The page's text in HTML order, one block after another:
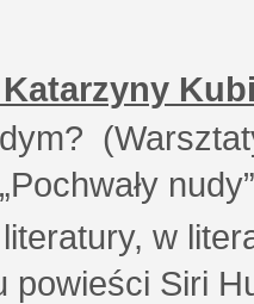
w
powieści Siri